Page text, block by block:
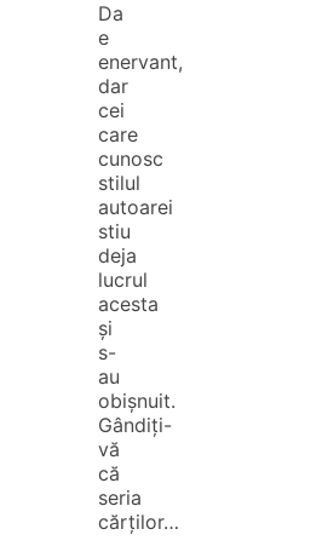
Da
e
enervant,
dar
cei
care
cunosc
stilul
autoarei
stiu
deja
lucrul
acesta
și
s-
au
obișnuit.
Gândiți-
vă
că
seria
cărților…